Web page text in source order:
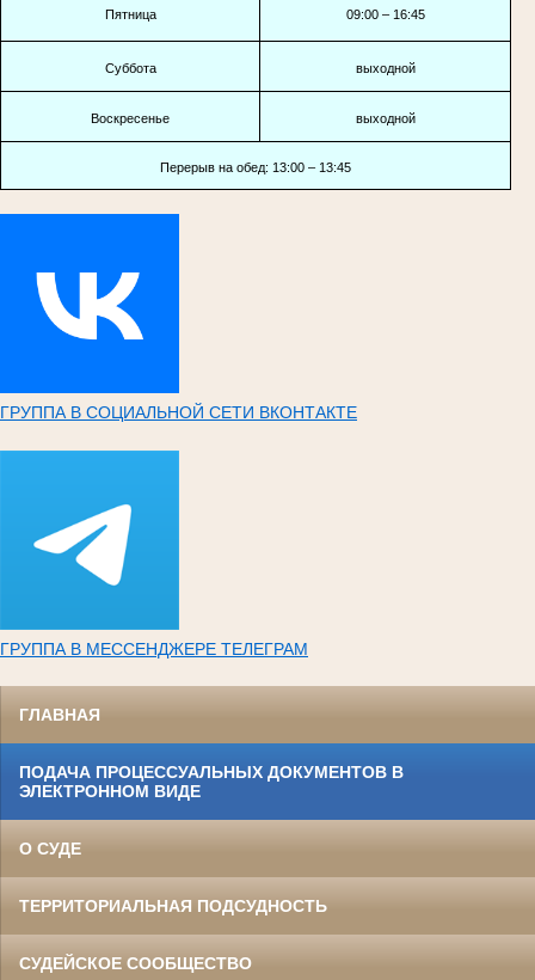
Пятница 09:00 – 16:45
Суббота выходной
Воскресенье выходной
Перерыв на обед: 13:00 – 13:45
ГРУППА В СОЦИАЛЬНОЙ СЕТИ ВКОНТАКТЕ
ГРУППА В МЕССЕНДЖЕРЕ ТЕЛЕГРАМ
ГЛАВНАЯ
ПОДАЧА ПРОЦЕССУАЛЬНЫХ ДОКУМЕНТОВ В
ЭЛЕКТРОННОМ ВИДЕ
О СУДЕ
ТЕРРИТОРИАЛЬНАЯ ПОДСУДНОСТЬ
СУДЕЙСКОЕ СООБЩЕСТВО